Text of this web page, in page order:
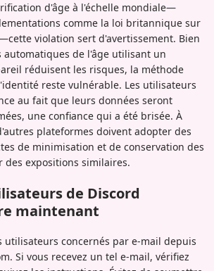
d'âge à l'échelle mondiale—
comme la loi britannique sur
violation sert d'avertissement. Bien
automatiques de l'âge utilisant un
réduisent les risques, la méthode
reste vulnérable. Les utilisateurs
au fait que leurs données seront
une confiance qui a été brisée. À
plateformes doivent adopter des
de minimisation et de conservation des
des expositions similaires.
de Discord
maintenant
utilisateurs concernés par e-mail depuis
Si vous recevez un tel e-mail, vérifiez